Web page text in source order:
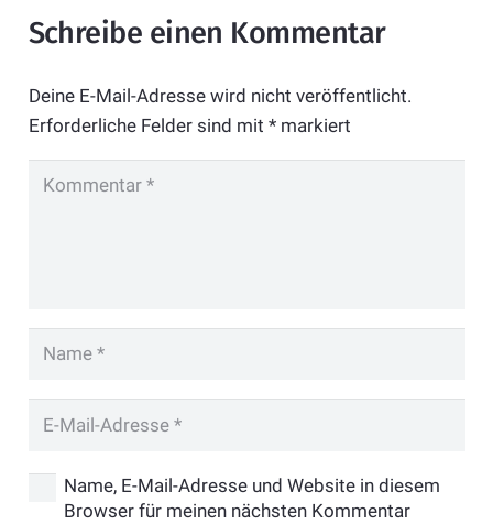
Schreibe einen Kommentar
Deine E-Mail-Adresse wird nicht veröffentlicht.
Erforderliche Felder sind mit *markiert
Name, E-Mail-Adresse und Website in diesem
Browser für meinen nächsten Kommentar